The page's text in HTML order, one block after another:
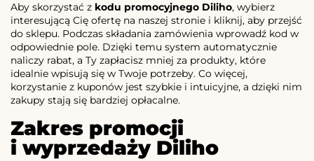
Aby skorzystać z kodu promocyjnego Diliho, wybierz
interesującą Cię ofertę na naszej stronie i kliknij, aby przejść
do sklepu. Podczas składania zamówienia wprowadź kod w
odpowiednie pole. Dzięki temu system automatycznie
naliczy rabat, a Ty zapłacisz mniej za produkty, które
idealnie wpisują się w Twoje potrzeby. Co więcej,
korzystanie z kuponów jest szybkie i intuicyjne, a dzięki nim
zakupy stają się bardziej opłacalne.
Zakres promocji
i wyprzedaży Diliho